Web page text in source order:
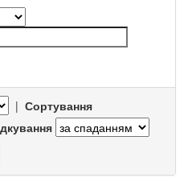
| Сортування